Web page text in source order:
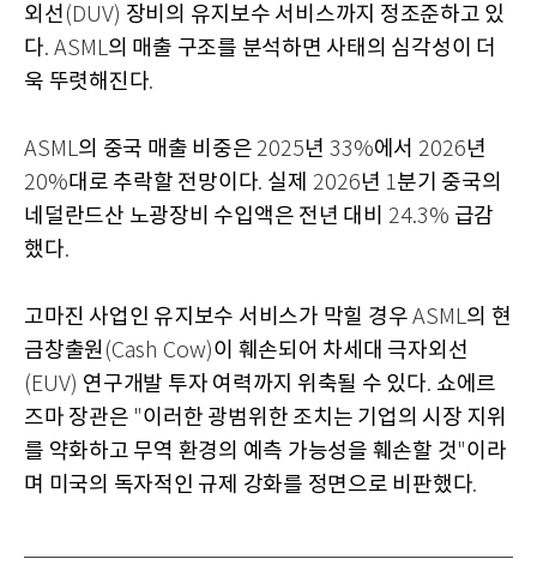
외선 (DUV) 장비의 유지보수 서비스까지 정조준하고 있
다. ASML의 매출 구조를 분석하면 사태의 심각성이 더
욱 뚜렷해진다.
ASML의 중국 매출 비중은 2025년 33%에서 2026년
20%대로 추락할 전망이다. 실제 2026년 1분기 중국의
네덜란드산 노광장비 수입액은 전년 대비 24.3% 급감
했다.
고마진 사업인 유지보수 서비스가 막힐 경우 ASML의 현
금창출원 (Cash Cow)이 훼손되어 차세대 극자외선
(EUV) 연구개발 투자 여력까지 위축될 수 있다. 쇼에르
즈마 장관은 "이러한 광범위한 조치는 기업의 시장 지위
를 약화하고 무역 환경의 예측 가능성을 훼손할 것"이라
며 미국의 독자적인 규제 강화를 정면으로 비판했다.